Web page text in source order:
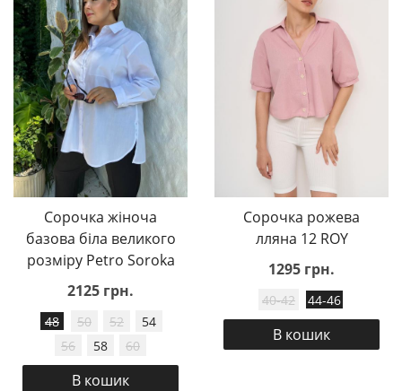
Сорочка жіноча
базова біла великого
розміру Petro Soroka
2125 грн.
48 50 52
54
56
58 60
В кошик
Сорочка рожева
лляна 12 ROY
1295 грн.
40-42 44-46
В кошик